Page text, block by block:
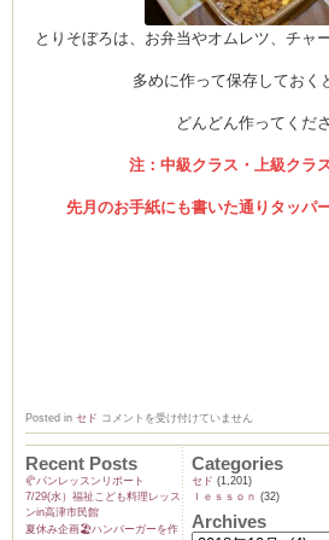
とりそぼろは、お弁当やオムレツ、チャ
多めに作って保存しておく
どんどん作ってくだ
注：中級クラス・上級クラ
先月のお手紙にも書いた通りタッパ
Posted in セド 10
レ
ッ
ス
ン
～
級
コメントを受け付けていません
Recent Posts
🥐パンレッスンリポート
7/29(水）福祉こども料理レッス
ンin高津市民館
夏休み企画🏖️ハンバーガーを作
Categories
セド (1,201)
ｌｅｓｓｏｎ (32)
Archives